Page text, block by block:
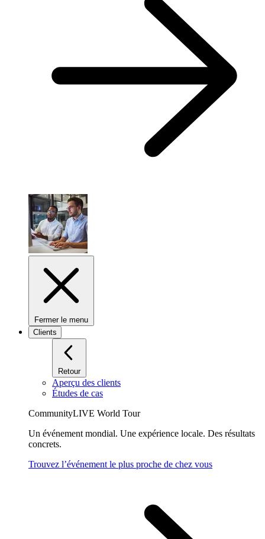
Fermer le menu
Clients
Retour
Aperçu des clients
Études de cas
CommunityLIVE World Tour
Un événement mondial. Une expérience locale. Des résultats
concrets.
Trouvez l’événement le plus proche de chez vous